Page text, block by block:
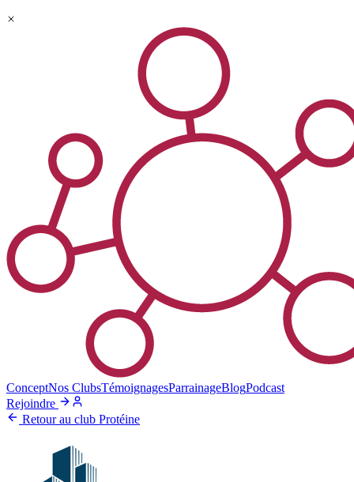
ConceptNos ClubsTémoignagesParrainageBlogPodcast
Rejoindre
Retour au club Protéine